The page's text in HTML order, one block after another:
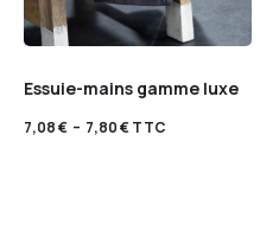
Essuie-mains gamme luxe
7,08€ – 7,80€TTC